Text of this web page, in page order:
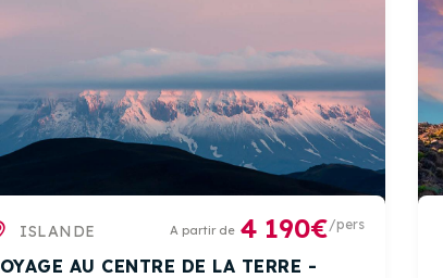
ISLANDE A partir de 4 190€/pers
AU CENTRE DE LA TERRE -